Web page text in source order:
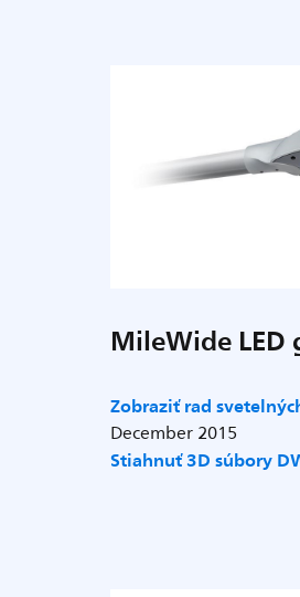
MileWide LED
Zobraziť rad
December 2015
Stiahnuť 3D súbory